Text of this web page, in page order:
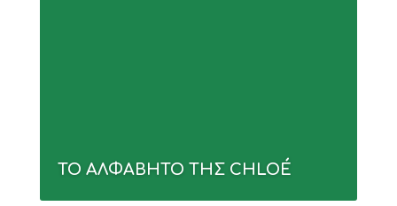
ΤΟ ΑΛΦΑΒΗΤΟ ΤΗΣ CHLOÉ